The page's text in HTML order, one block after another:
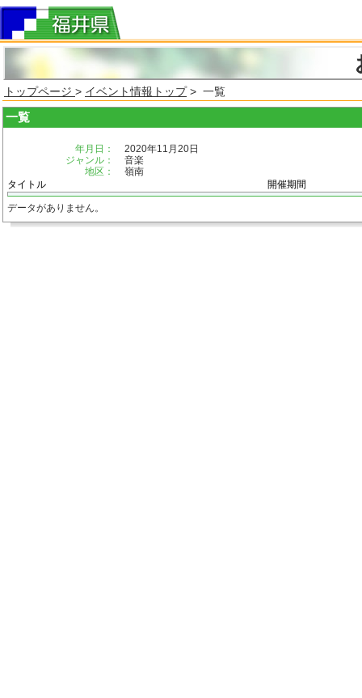
トップページ > イベント情報トップ> 一覧
一覧
年月日：
2020年11月20日
ジャンル：
音楽
地区：
嶺南
タイトル
開催期間
データがありません。